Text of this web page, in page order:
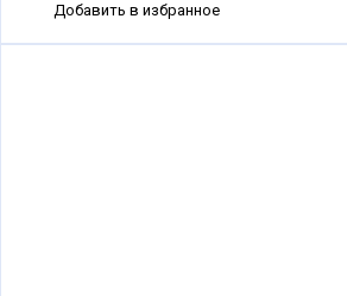
Добавить в избранное